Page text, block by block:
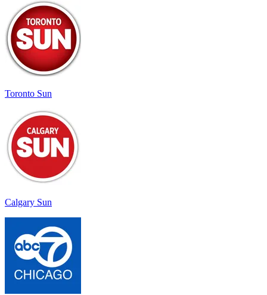
Toronto Sun
Calgary Sun